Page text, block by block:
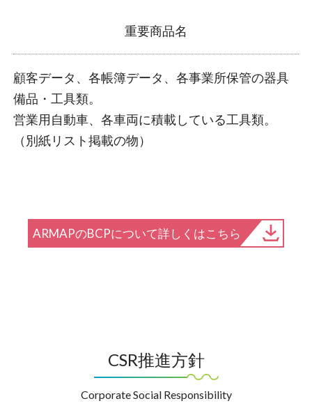
重要商品名
顧客データ、各帳簿データ、各事業所保管の器具
備品・工具類。
営業用自動車、各車両に積載している工具類。
（別紙リスト掲載の物）
ARMAPのBCPについて詳しくはこちら
CSR推進方針
Corporate Social Responsibility